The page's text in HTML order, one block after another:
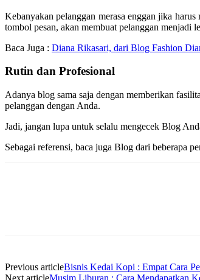
Kebanyakan pelanggan merasa enggan jika
tombol pesan, akan membuat pelanggan menjadi
Baca Juga : Diana Rikasari, dari Blog Fashion
Rutin dan Profesional
Adanya blog sama saja dengan memberikan
pelanggan dengan Anda.
Jadi, jangan lupa untuk selalu mengecek Blog
Sebagai referensi, baca juga Blog dari beberapa
Previous articleBisnis Kedai Kopi : Empat Cara